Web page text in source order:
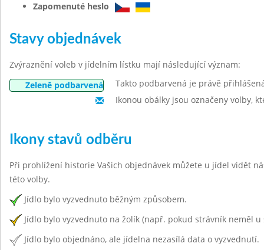
Zapomenuté heslo
Stavy objednávek
Zvýraznění voleb v jídelním lístku mají následující význam:
Zeleně podbarvená
Takto podbarvená je právě
Ikonou obálky jsou označeny volby,
Ikony stavů odběru
Při prohlížení historie Vašich objednávek můžete u jídel vidět
této volby.
Jídlo bylo vyzvednuto běžným způsobem.
Jídlo bylo vyzvednuto na žolík (např. pokud strávník neměl u
Jídlo bylo objednáno, ale jídelna nezasílá data o vyzvednutí.